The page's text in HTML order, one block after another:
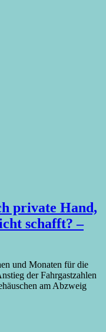
private Hand,
schafft? –
und Monaten für die
der Fahrgastzahlen
am Abzweig